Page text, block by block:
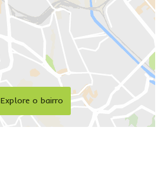
Explore o bairro